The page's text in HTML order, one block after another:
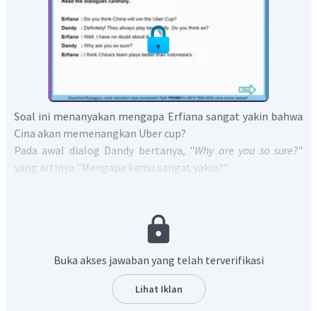
Soal ini menanyakan mengapa Erfiana sangat yakin bahwa
Cina akan memenangkan Uber cup?
Pada awal dialog Dandy bertanya, "Why are you so sure?"
yang artinya "Mengapa kamu sangat yakin?".
bermain lebih baik daripada Indonesia."
Berdasarkan hal tersebut, Erfiana yakin bahwa China akan
bermain lebih baik daripada Indonesia.
Jadi, jawaban yang benar adalah
ecause she thinks that
China's team plays better than Indonesia's
Buka akses jawaban yang telah terverifikasi
Lihat Iklan